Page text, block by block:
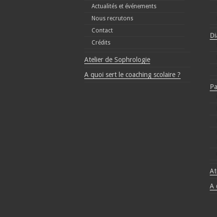
Actualités et événements
Nous recrutons
Contact
Crédits
Atelier de Sophrologie
A quoi sert le coaching scolaire ?
A